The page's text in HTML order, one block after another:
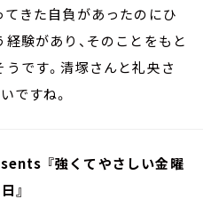
きた自負があったのにひ
験があり、そのことをもと
です。清塚さんと礼央さ
ですね。
『強くてやさしい金曜
日』